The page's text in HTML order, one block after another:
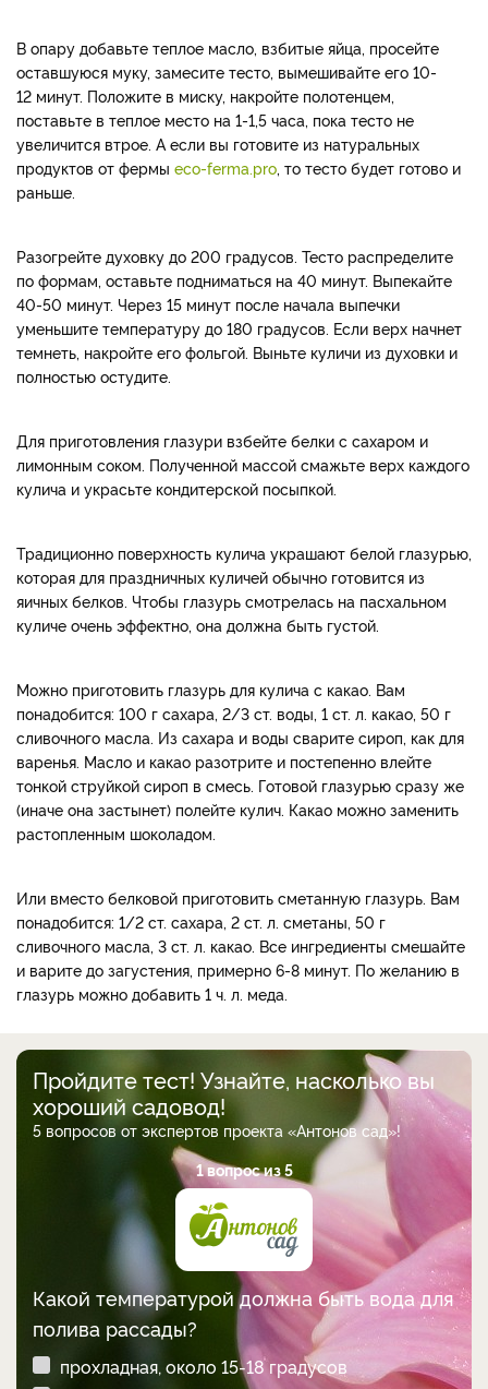
В опару добавьте теплое масло, взбитые яйца, просейте
оставшуюся муку, замесите тесто, вымешивайте его 10-
12 минут. Положите в миску, накройте полотенцем,
поставьте в теплое место на 1-1,5 часа, пока тесто не
увеличится втрое. А если вы готовите из натуральных
продуктов от фермы eco-ferma.pro , то тесто будет готово и
раньше.
Разогрейте духовку до 200 градусов. Тесто распределите
по формам, оставьте подниматься на 40 минут. Выпекайте
40-50 минут. Через 15 минут после начала выпечки
уменьшите температуру до 180 градусов. Если верх начнет
темнеть, накройте его фольгой. Выньте куличи из духовки и
полностью остудите.
Для приготовления глазури взбейте белки с сахаром и
лимонным соком. Полученной массой смажьте верх каждого
кулича и украсьте кондитерской посыпкой.
Традиционно поверхность кулича украшают белой глазурью,
которая для праздничных куличей обычно готовится из
яичных белков. Чтобы глазурь смотрелась на пасхальном
куличе очень эффектно, она должна быть густой.
Можно приготовить глазурь для кулича с какао. Вам
понадобится: 100 г сахара, 2/3 ст. воды, 1 ст. л. какао, 50 г
сливочного масла. Из сахара и воды сварите сироп, как для
варенья. Масло и какао разотрите и постепенно влейте
тонкой струйкой сироп в смесь. Готовой глазурью сразу же
(иначе она застынет) полейте кулич. Какао можно заменить
растопленным шоколадом.
Или вместо белковой приготовить сметанную глазурь. Вам
понадобится: 1/2 ст. сахара, 2 ст. л. сметаны, 50 г
сливочного масла, 3 ст. л. какао. Все ингредиенты смешайте
и варите до загустения, примерно 6-8 минут. По желанию в
глазурь можно добавить 1 ч. л. меда.
Пройдите тест! Узнайте, насколько вы
хороший садовод!
5 вопросов от экспертов проекта «Антонов сад»!
1 вопрос из 5
Какой температурой должна быть вода для
полива рассады?
прохладная, около 15-18 градусов